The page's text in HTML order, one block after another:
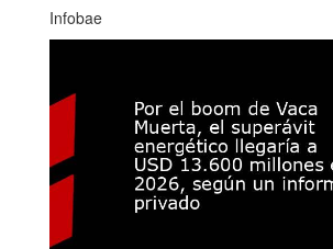
Infobae